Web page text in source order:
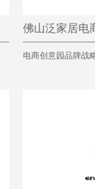
佛山泛家居电
电商创意园品牌战